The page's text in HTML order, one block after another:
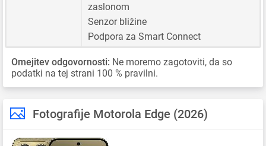
zaslonom
Senzor bližine
Podpora za Smart Connect
Omejitev odgovornosti: Ne moremo zagotoviti, da so
podatki na tej strani 100 % pravilni.
Fotografije Motorola Edge (2026)